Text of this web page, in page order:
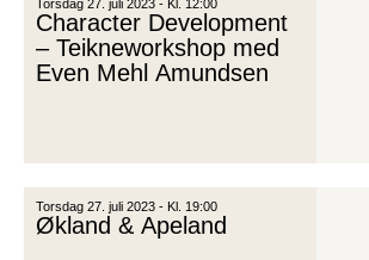
Torsdag 27. juli 2023 - Kl. 12:00
Character Development
– Teikneworkshop med
Even Mehl Amundsen
Torsdag 27. juli 2023 - Kl. 19:00
Økland & Apeland